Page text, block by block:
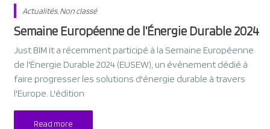
Actualités, Non classé
Semaine Européenne de l’Énergie Durable 2024
Just BIM It a récemment participé à la Semaine Européenne
de l'Énergie Durable 2024 (EUSEW), un événement dédié à
faire progresser les solutions d'énergie durable à travers
l'Europe. L'édition
Read more